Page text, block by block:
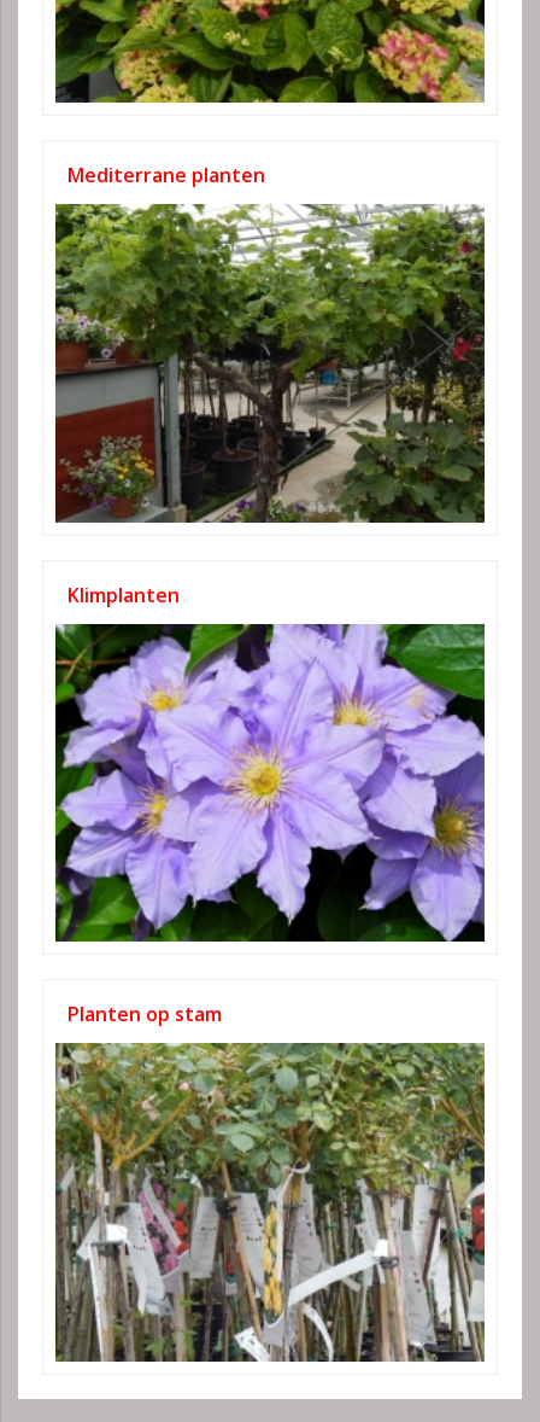
Mediterrane planten
Klimplanten
Planten op stam